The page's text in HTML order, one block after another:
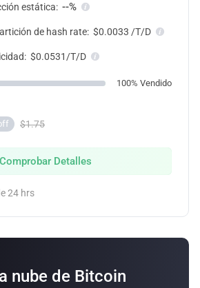
estática: --%
de hash rate: $0.0033 /T/D
$0.0531/T/D
100% Vendido
$1.75
Comprobar Detalles
24 hrs
nube de Bitcoin